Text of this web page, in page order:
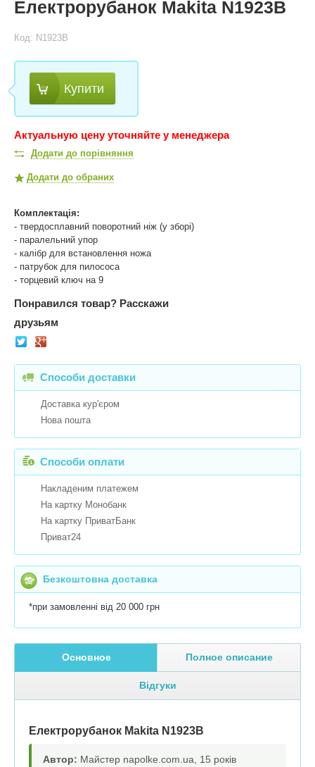
Електрорубанок Makita N1923B
Код: N1923B
Купити
Актуальную цену уточняйте у менеджера
Додати до порівняння
Додати до обраних
Комплектація:
- твердосплавний поворотний ніж (у зборі)
- паралельний упор
- калібр для встановлення ножа
- патрубок для пилососа
- торцевий ключ на 9
Понравился товар? Расскажи
друзьям
Способи доставки
Доставка кур'єром
Нова пошта
Способи оплати
Накладеним платежем
На картку Монобанк
На картку ПриватБанк
Приват24
Безкоштовна доставка
*при замовленні від 20 000 грн
Основное Полное описание
Відгуки
Електрорубанок Makita N1923B
Автор: Майстер napolke.com.ua, 15 років